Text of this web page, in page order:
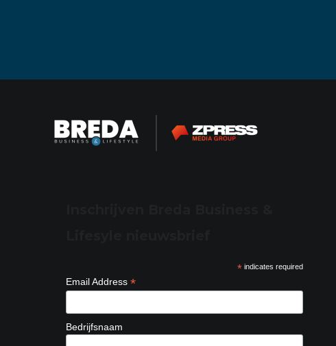
*indicates required
Email Address *
Bedrijfsnaam